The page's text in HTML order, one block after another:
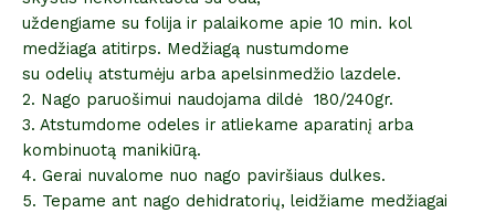
uždengiame su folija ir palaikome apie 10 min. kol
medžiaga atitirps. Medžiagą nustumdome
su odelių atstumėju arba apelsinmedžio lazdele.
2. Nago paruošimui naudojama dildė 180/240gr.
3. Atstumdome odeles ir atliekame aparatinį arba
kombinuotą manikiūrą.
4. Gerai nuvalome nuo nago paviršiaus dulkes.
5. Tepame ant nago dehidratorių, leidžiame medžiagai